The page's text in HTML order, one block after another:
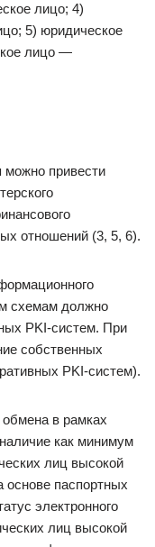
лицо; 4)
5) юридическое
лицо —
можно привести
отношений (3, 5, 6).
схемам должно
PKI-систем. При
собственных
PKI-систем).
в рамках
как минимум
лиц высокой
основе паспортных
электронного
лиц высокой